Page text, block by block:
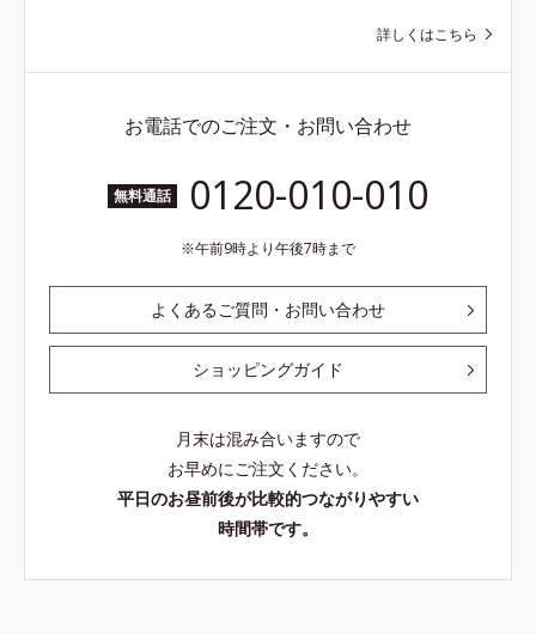
詳しくはこちら
お電話でのご注文・お問い合わせ
無料通話 0120-010-010
午前9時より午後7時まで
よくあるご質問・お問い合わせ
ショッピングガイド
月末は混み合いますので
お早めにご注文ください。
平日のお昼前後が比較的つながりやすい
時間帯です。